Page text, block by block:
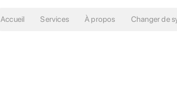
Accueil Services À propos Changer de